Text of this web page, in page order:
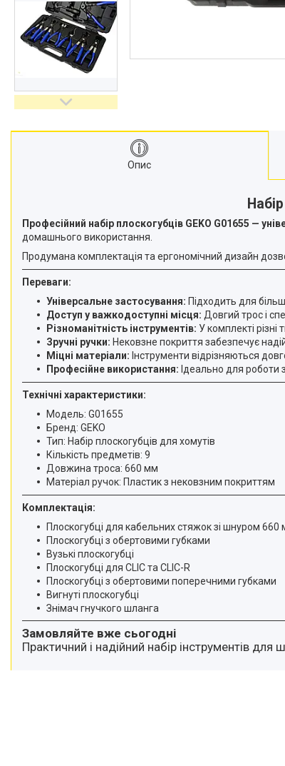
Опис
Професійний набір плоскогубців GEKO G01655 —
домашнього використання.
Продумана комплектація та ергономічний дизайн
Переваги:
Універсальне застосування: Підходить для
Доступ у важкодоступні місця: Довгий трос і
Різноманітність інструментів: У комплекті
Зручні ручки: Нековзне покриття забезпечує
Міцні матеріали: Інструменти відрізняються
Професійне використання: Ідеально для
Технічні характеристики:
Модель: G01655
Бренд: GEKO
Тип: Набір плоскогубців для хомутів
Кількість предметів: 9
Довжина троса: 660 мм
Матеріал ручок: Пластик з нековзним покриттям
Комплектація:
Плоскогубці для кабельних стяжок зі шнуром 660
Плоскогубці з обертовими губками
Вузькі плоскогубці
Плоскогубці для CLIC та CLIC-R
Плоскогубці з обертовими поперечними губками
Вигнуті плоскогубці
Знімач гнучкого шланга
Замовляйте вже сьогодні
Практичний і надійний набір інструментів